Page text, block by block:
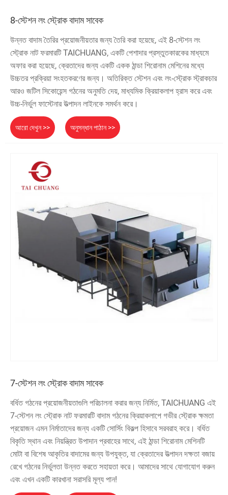
8-স্টেশন লং স্ট্রোক বাদাম সাবেক
উন্নত বাদাম তৈরির প্রয়োজনীয়তার জন্য তৈরি করা হয়েছে, এই 8-স্টেশন লং
স্ট্রোক নাট ফরমারটি TAICHUANG, একটি পেশাদার প্রস্তুতকারকের মাধ্যমে
অফার করা হয়েছে, ক্রেতাদের জন্য একটি একক ঠান্ডা শিরোনাম মেশিনের মধ্যে
উচ্চতর প্রক্রিয়া সংহতকরণের জন্য। অতিরিক্ত স্টেশন এবং লং-স্ট্রোক স্ট্রাকচার
আরও জটিল সিকোয়েন্স গঠনের অনুমতি দেয়, মাধ্যমিক ক্রিয়াকলাপ হ্রাস করে এবং
উচ্চ-নির্ভুল ফাস্টেনার উত্পাদন লাইনকে সমর্থন করে।
আরো দেখুন >> অনুসন্ধান পাঠান >>
7-স্টেশন লং স্ট্রোক বাদাম সাবেক
বর্ধিত গঠনের প্রয়োজনীয়তাগুলি পরিচালনা করার জন্য নির্মিত, TAICHUANG এই
7-স্টেশন লং স্ট্রোক নাট ফরমারটি বাদাম গঠনের ক্রিয়াকলাপে গভীর স্ট্রোক ক্ষমতা
প্রয়োজন এমন নির্মাতাদের জন্য একটি সোর্সিং বিকল্প হিসাবে সরবরাহ করে। বর্ধিত
বিকৃতি স্থান এবং নিয়ন্ত্রিত উপাদান প্রবাহের সাথে, এই ঠান্ডা শিরোনাম মেশিনটি
মোটা বা বিশেষ আকৃতির বাদামের জন্য উপযুক্ত, যা ক্রেতাদের উত্পাদন দক্ষতা বজায়
রেখে গঠনের নির্ভুলতা উন্নত করতে সহায়তা করে। আমাদের সাথে যোগাযোগ করুন
এবং এখন একটি কারখানা সরাসরি মূল্য পান!